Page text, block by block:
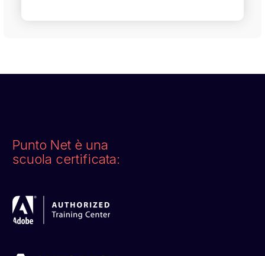
Punto Net è una
scuola certificata: